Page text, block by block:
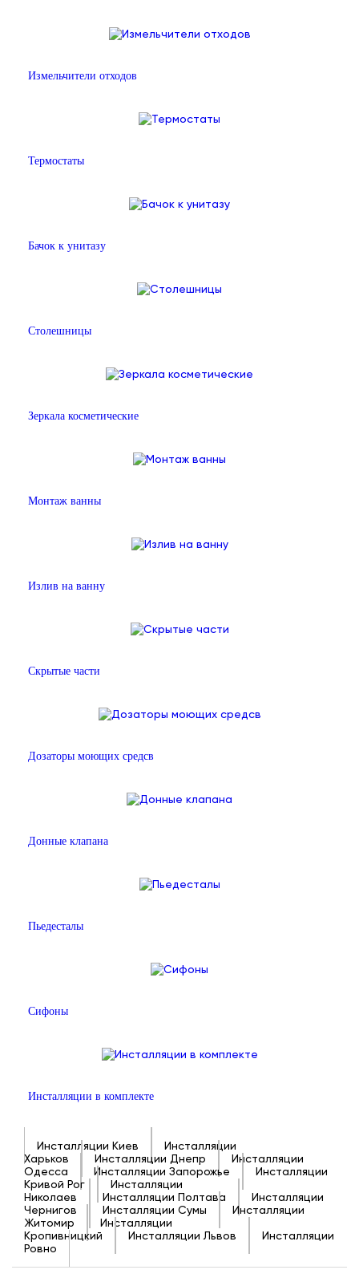
Измельчители отходов
Термостаты
Бачок к унитазу
Столешницы
Зеркала косметические
Монтаж ванны
Излив на ванну
Скрытые части
Дозаторы моющих средсв
Донные клапана
Пьедесталы
Сифоны
Инсталляции в комплекте
Инсталляции Киев
Инсталляции
Харьков
Инсталляции Днепр
Инсталляции
Одесса
Инсталляции Запорожье
Инсталляции
Кривой Рог
Инсталляции
Николаев
Инсталляции Полтава
Инсталляции
Чернигов
Инсталляции Сумы
Инсталляции
Житомир
Инсталляции
Кропивницкий
Инсталляции Львов
Инсталляции
Ровно